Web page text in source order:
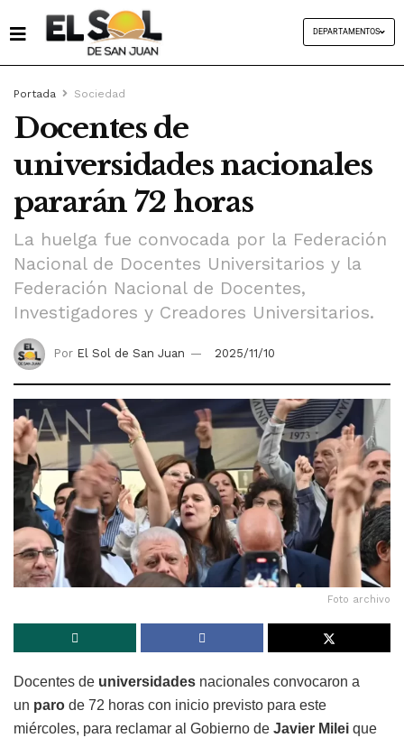
DEPARTAMENTOS
Portada Sociedad
Docentes de
universidades nacionales
pararán 72 horas
La huelga fue convocada por la Federación
Nacional de Docentes Universitarios y la
Federación Nacional de Docentes,
Investigadores y Creadores Universitarios.
Por El Sol de San Juan 2025/11/10
Foto archivo
Docentes de universidades nacionales convocaron a
un paro de 72 horas con inicio previsto para este
miércoles, para reclamar al Gobierno de Javier Milei que